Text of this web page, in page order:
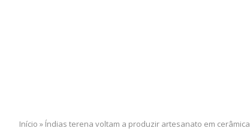
Início » Índias terena voltam a produzir artesanato em cerâmica